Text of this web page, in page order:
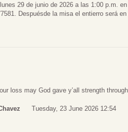
29 de junio de 2026 a las 1:00 p.m.
Despuésde la misa el entierro será
loss may God gave y’all strength
Tuesday, 23 June 2026 12:54